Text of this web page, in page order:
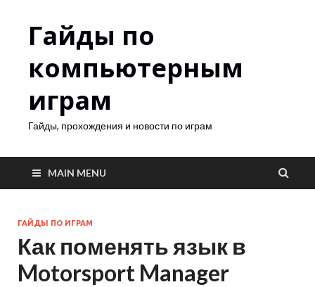
Гайды по
компьютерным
играм
Гайды, прохождения и новости по играм
MAIN MENU
ГАЙДЫ ПО ИГРАМ
Как поменять язык в
Motorsport Manager